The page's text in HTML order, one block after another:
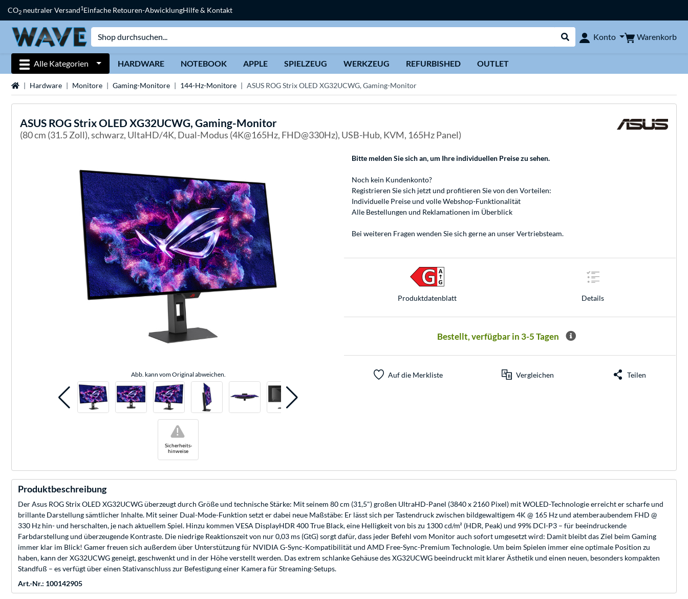
CO2 neutraler Versand1Einfache Retouren-AbwicklungHilfe & Kontakt
Suche durchführen
Konto Warenkorb
Alle Kategorien HARDWARE NOTEBOOK APPLE SPIELZEUG WERKZEUG REFURBISHED OUTLET
StartseiteHardware Monitore Gaming-Monitore 144-Hz-Monitore ASUS ROG Strix OLED XG32UCWG, Gaming-Monitor
ASUS ROG Strix OLED XG32UCWG, Gaming-Monitor
(80 cm (31.5 Zoll), schwarz, UltaHD/4K, Dual-Modus (4K@165Hz, FHD@330Hz), USB-Hub, KVM, 165Hz Panel)
Abb. kann vom Original abweichen.
Sicherheits-
hinweise
!
Bitte melden Sie sich an, um Ihre individuellen Preise zu sehen.
Noch kein Kundenkonto?
Registrieren Sie sich jetzt und profitieren Sie von den Vorteilen:
Individuelle Preise und volle Webshop-Funktionalität
Alle Bestellungen und Reklamationen im Überblick
Bei weiteren Fragen wenden Sie sich gerne an unserVertriebsteam.
Produkt­datenblatt Details
Bestellt, verfügbar in 3-5 Tagen
Auf die Merkliste Vergleichen Teilen
Produktbeschreibung
Der Asus ROG Strix OLED XG32UCWG überzeugt durch Größe und technische Stärke: Mit seinem 80 cm (31,5") großen UltraHD-Panel (3840 x 2160 Pixel) mit WOLED-Technologie erreicht er scharfe und
brillante Darstellung sämtlicher Inhalte. Mit seiner Dual-Mode-Funktion setzt er dabei neue Maßstäbe: Er lässt sich per Tastendruck zwischen bildgewaltigem 4K @ 165 Hz und atemberaubendem FHD @
330 Hz hin- und herschalten, je nach aktuellem Spiel. Hinzu kommen VESA DisplayHDR 400 True Black, eine Helligkeit von bis zu 1300 cd/m² (HDR, Peak) und 99% DCI-P3 – für beeindruckende
Farbdarstellung und überzeugende Kontraste. Die niedrige Reaktionszeit von nur 0,03 ms (GtG) sorgt dafür, dass jeder Befehl vom Monitor auch sofort umgesetzt wird: Damit bleibt das Ziel beim Gaming
immer klar im Blick! Gamer freuen sich außerdem über Unterstützung für NVIDIA G-Sync-Kompatibilität und AMD Free-Sync-Premium Technologie. Um beim Spielen immer eine optimale Position zu
haben, kann der XG32UCWG geneigt, geschwenkt und in der Höhe verstellt werden. Das extrem schlanke Gehäuse des XG32UCWG beeindruckt mit klarer Ästhetik und einen neuen, besonders kompakten
Standfuß – es verfügt über einen Stativanschluss zur Befestigung einer Kamera für Streaming-Setups.
Art.-Nr.: 100142905